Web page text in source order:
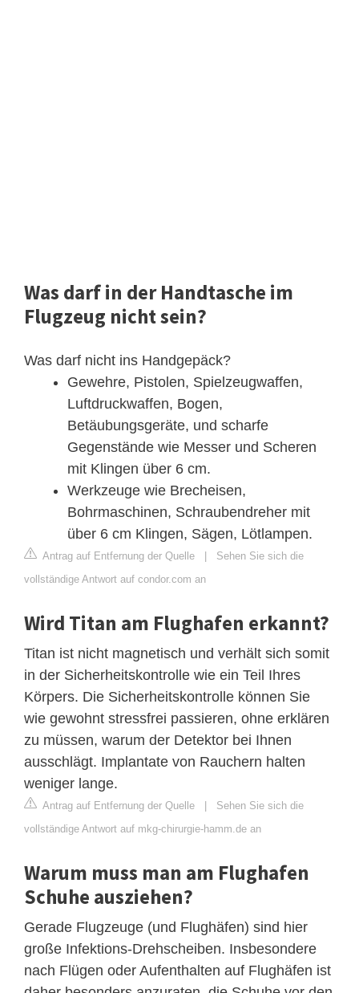
Was darf in der Handtasche im
Flugzeug nicht sein?
Was darf nicht ins Handgepäck?
Gewehre, Pistolen, Spielzeugwaffen,
Luftdruckwaffen, Bogen,
Betäubungsgeräte, und scharfe
Gegenstände wie Messer und Scheren
mit Klingen über 6 cm.
Werkzeuge wie Brecheisen,
Bohrmaschinen, Schraubendreher mit
über 6 cm Klingen, Sägen, Lötlampen.
Antrag auf Entfernung der Quelle | Sehen Sie sich die
vollständige Antwort auf condor.com an
Wird Titan am Flughafen erkannt?
Titan ist nicht magnetisch und verhält sich somit
in der Sicherheitskontrolle wie ein Teil Ihres
Körpers. Die Sicherheitskontrolle können Sie
wie gewohnt stressfrei passieren, ohne erklären
zu müssen, warum der Detektor bei Ihnen
ausschlägt. Implantate von Rauchern halten
weniger lange.
Antrag auf Entfernung der Quelle | Sehen Sie sich die
vollständige Antwort auf mkg-chirurgie-hamm.de an
Warum muss man am Flughafen
Schuhe ausziehen?
Gerade Flugzeuge (und Flughäfen) sind hier
große Infektions-Drehscheiben. Insbesondere
nach Flügen oder Aufenthalten auf Flughäfen ist